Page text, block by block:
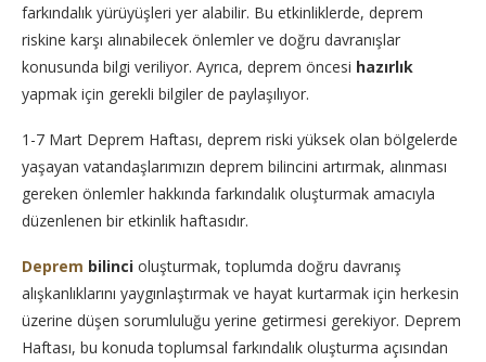
farkındalık yürüyüşleri yer alabilir. Bu etkinliklerde, deprem
riskine karşı alınabilecek önlemler ve doğru davranışlar
konusunda bilgi veriliyor. Ayrıca, deprem öncesi hazırlık
yapmak için gerekli bilgiler de paylaşılıyor.
1-7 Mart Deprem Haftası, deprem riski yüksek olan bölgelerde
yaşayan vatandaşlarımızın deprem bilincini artırmak, alınması
gereken önlemler hakkında farkındalık oluşturmak amacıyla
düzenlenen bir etkinlik haftasıdır.
Deprem bilinci oluşturmak, toplumda doğru davranış
alışkanlıklarını yaygınlaştırmak ve hayat kurtarmak için herkesin
üzerine düşen sorumluluğu yerine getirmesi gerekiyor. Deprem
Haftası, bu konuda toplumsal farkındalık oluşturma açısından